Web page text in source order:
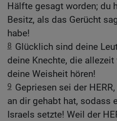
Hälfte gesagt worden; du
Besitz, als das Gerücht
habe!
8 Glücklich sind deine
deine Knechte, die
deine Weisheit hören!
9 Gepriesen sei der
an dir gehabt hat, sodass
Israels setzte! Weil der